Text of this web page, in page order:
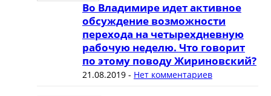
Во Владимире идет активное
обсуждение возможности
перехода на четырехдневную
рабочую неделю. Что говорит
по этому поводу Жириновский?
21.08.2019- Нет комментариев